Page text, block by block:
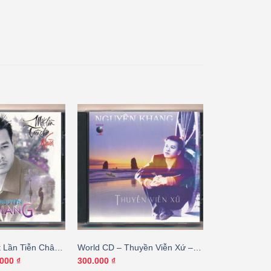
Tiễn Chân
– Ngọc
₫Giá
World CD – Thuyền Viễn Xứ –
Nguyên Khang
300.000 ₫